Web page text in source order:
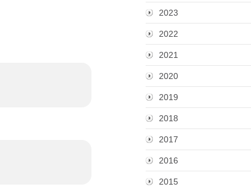
2023
2022
2021
2020
2019
2018
2017
2016
2015